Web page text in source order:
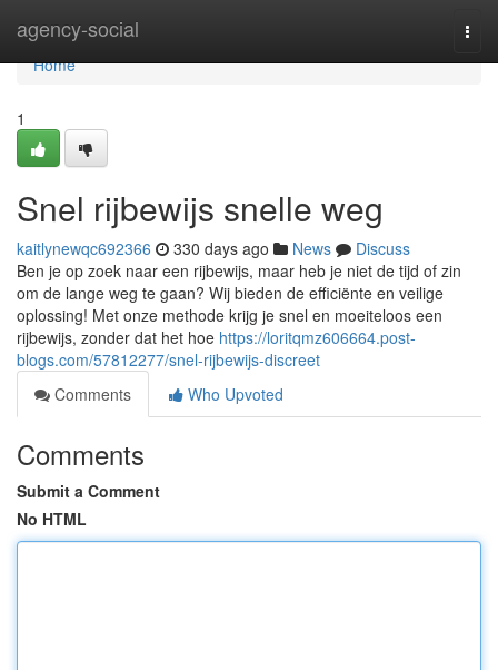
agency-social
Home
Home
1
Snel rijbewijs snelle weg
kaitlynewqc692366 330 days ago News
Discuss
Ben je op zoek naar een rijbewijs, maar heb je niet de tijd of zin
om de lange weg te gaan? Wij bieden de efficiënte en veilige
oplossing! Met onze methode krijg je snel en moeiteloos een
rijbewijs, zonder dat het hoe https://loritqmz606664.post-
blogs.com/57812277/snel-rijbewijs-discreet
Comments
Who Upvoted
Comments
Submit a Comment
No HTML